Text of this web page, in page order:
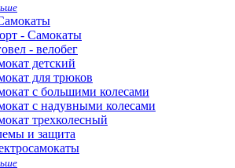
- Самокаты
- велобег
детский
для трюков
с большими колесами
с надувными колесами
трехколесный
и защита